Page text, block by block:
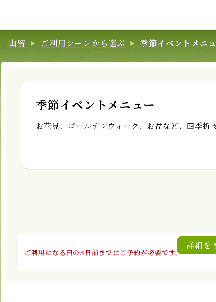
山留 ご利用シーンから選ぶ 季節イベントメニ
季節イベントメニュー
お花見、ゴールデンウィーク、お盆など、四季折
ご利用になる日の5日前までにご予約が必要です。
詳細を